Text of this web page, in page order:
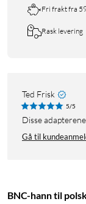
Fri frakt fra
Rask levering
Ted Frisk
5/5
Disse
Gå til
BNC-hann til